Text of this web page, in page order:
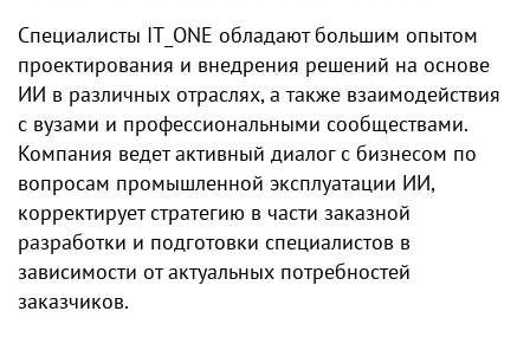
Специалисты IT_ONE обладают большим опытом
проектирования и внедрения решений на основе
ИИ в различных отраслях, а также взаимодействия
с вузами и профессиональными сообществами.
Компания ведет активный диалог с бизнесом по
вопросам промышленной эксплуатации ИИ,
корректирует стратегию в части заказной
разработки и подготовки специалистов в
зависимости от актуальных потребностей
заказчиков.